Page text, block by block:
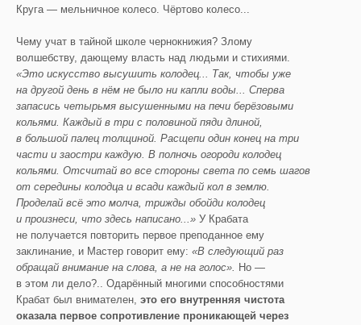
Круга — мельничное колесо. Чёртово колесо...
Чему учат в тайной школе чернокнижия? Злому
волшебству, дающему власть над людьми и стихиями.
«Это искусство высушить колодец... Так, чтобы уже
на другой день в нём не было ни капли воды... Сперва
запасись четырьмя высушенными на печи берёзовыми
кольями. Каждый в три с половиной пяди длиной,
в большой палец толщиной. Расщепи один конец на три
части и заостри каждую. В полночь огороди колодец
кольями. Отсчитай во все стороны света по семь шагов
от середины колодца и всади каждый кол в землю.
Проделай всё это молча, трижды обойди колодец
и произнеси, что здесь написано...» У Крабата
не получается повторить первое преподанное ему
заклинание, и Мастер говорит ему: «В следующий раз
обращай внимание на слова, а не на голос». Но —
в этом ли дело?.. Одарённый многими способностями
Крабат был внимателен, это его внутренняя чистота
оказала первое сопротивление проникающей через